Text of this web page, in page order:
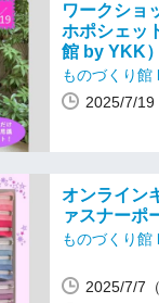
ワークショ
ホポシェッ
館 by YKK）
ものづくり館
2025/7/19
オンライン
ァスナーポ
ものづくり館
2025/7/7